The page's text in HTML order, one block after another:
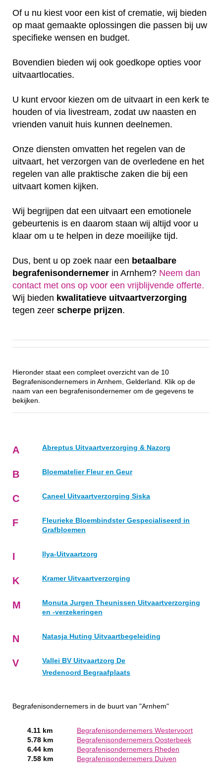
Of u nu kiest voor een kist of crematie, wij bieden
op maat gemaakte oplossingen die passen bij uw
specifieke wensen en budget.
Bovendien bieden wij ook goedkope opties voor
uitvaartlocaties.
U kunt ervoor kiezen om de uitvaart in een kerk te
houden of via livestream, zodat uw naasten en
vrienden vanuit huis kunnen deelnemen.
Onze diensten omvatten het regelen van de
uitvaart, het verzorgen van de overledene en het
regelen van alle praktische zaken die bij een
uitvaart komen kijken.
Wij begrijpen dat een uitvaart een emotionele
gebeurtenis is en daarom staan wij altijd voor u
klaar om u te helpen in deze moeilijke tijd.
Dus, bent u op zoek naar een betaalbare
begrafenisondernemer in Arnhem? Neem dan
contact met ons op voor een vrijblijvende offerte‎.
Wij bieden kwalitatieve uitvaartverzorging
tegen zeer scherpe prijzen.
Hieronder staat een compleet overzicht van de 10
Begrafenisondernemers in Arnhem, Gelderland. Klik op de
naam van een begrafenisondernemer om de gegevens te
bekijken.
A Abreptus Uitvaartverzorging & Nazorg
B Bloematelier Fleur en Geur
C Caneel Uitvaartverzorging Siska
F
Fleurieke Bloembindster Gespecialiseerd in
Grafbloemen
I Ilya-Uitvaartzorg
K Kramer Uitvaartverzorging
M
Monuta Jurgen Theunissen Uitvaartverzorging
en -verzekeringen
N Natasja Huting Uitvaartbegeleiding
V
Vallei BV Uitvaartzorg De
Vredenoord Begraafplaats
Begrafenisondernemers in de buurt van "Arnhem"
4.11 km
Begrafenisondernemers Westervoort
5.78 km
Begrafenisondernemers Oosterbeek
6.44 km
Begrafenisondernemers Rheden
7.58 km
Begrafenisondernemers Duiven